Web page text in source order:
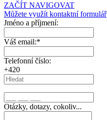
ZAČÍT NAVIGOVAT
Můžete využít kontaktní formulář
Jméno a příjmení:
Váš email:*
Telefonní číslo:
+420
Otázky, dotazy, cokoliv...